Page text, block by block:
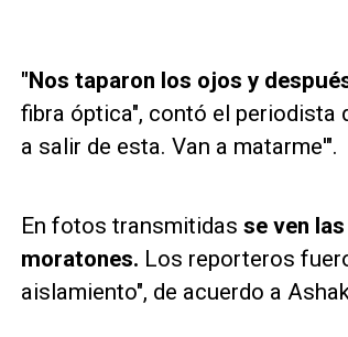
"Nos taparon los ojos y
fibra óptica", contó el periodista
a salir de esta. Van a matarme'".
En fotos transmitidas se ven
moratones. Los reporteros
aislamiento", de acuerdo a